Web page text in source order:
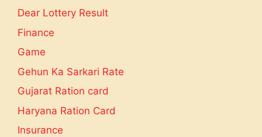
Dear Lottery Result
Finance
Game
Gehun Ka Sarkari Rate
Gujarat Ration card
Haryana Ration Card
Insurance